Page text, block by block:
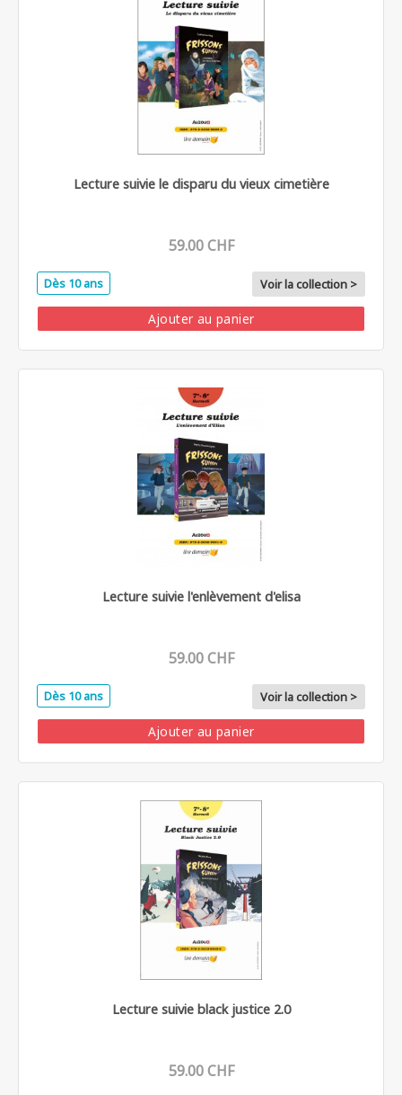
Lecture suivie le disparu du vieux cimetière
59.00 CHF
Dès 10 ans Voir la collection >
Ajouter au panier
Lecture suivie l'enlèvement d'elisa
59.00 CHF
Dès 10 ans Voir la collection >
Ajouter au panier
Lecture suivie black justice 2.0
59.00 CHF